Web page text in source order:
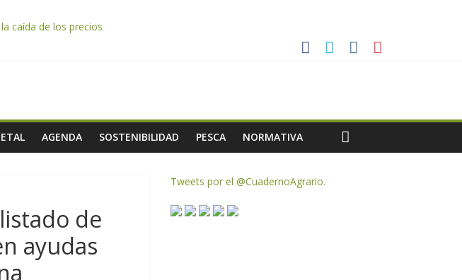
caída de los precios
marcada por las inclemencias meteorológicas y la incertidumbre en los precios
escuelas de hostelería
regulación de oferta de aceite de oliva para la próxima campaña
AGENDA SOSTENIBILIDAD PESCA NORMATIVA
de
ayudas
Tweets por el @CuadernoAgrario.